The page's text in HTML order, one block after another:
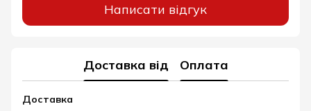
Написати відгук
Доставка від Оплата
Доставка